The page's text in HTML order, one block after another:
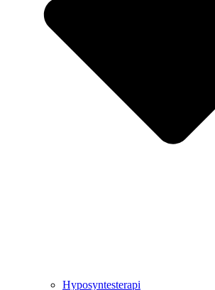
Hyposyntesterapi